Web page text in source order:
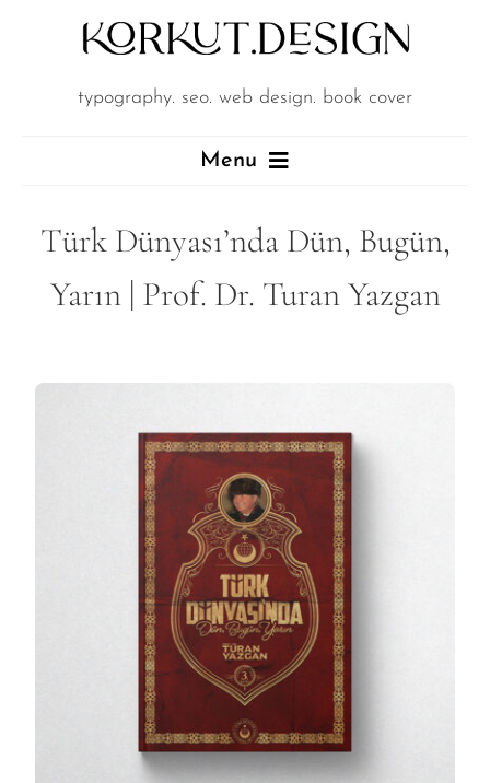
typography. seo. web design. book cover
Menu
Ne Yapıyoruz?
Neler Yaptık?
Türk Dünyası’nda Dün, Bugün,
Yarın | Prof. Dr. Turan Yazgan